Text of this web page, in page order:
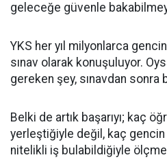
geleceğe güvenle
YKS her yıl milyonlarca
sınav olarak konuşuluyor.
gereken şey, sınavdan sonra
Belki de artık başarıyı; kaç
yerleştiğiyle değil, kaç
nitelikli iş bulabildiğiyle